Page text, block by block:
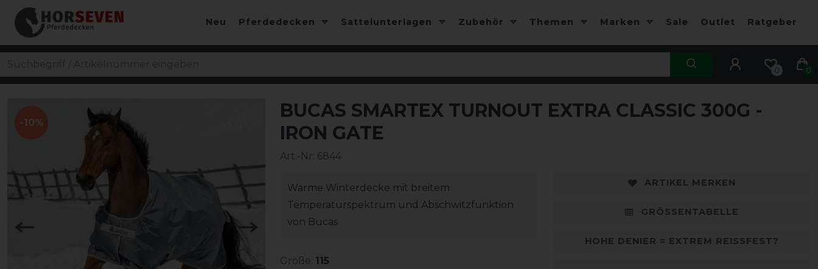
Neu Pferdedecken Sattelunterlagen Zubehör Themen Marken Sale Outlet Ratgeber
0 0
-10%
BUCAS SMARTEX TURNOUT EXTRA CLASSIC 300G -
IRON GATE
Art.-Nr: 6844
Warme Winterdecke mit breitem
Temperaturspektrum und Abschwitzfunktion
von Bucas
Größe: 115
ARTIKEL MERKEN
GRÖSSENTABELLE
HOHE DENIER = EXTREM REISSFEST?